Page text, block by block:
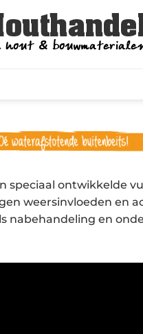
speciaal ontwikkelde
weersinvloeden en
nabehandeling en